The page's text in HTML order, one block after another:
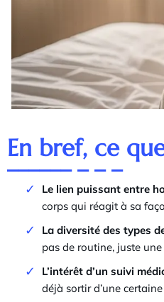
En bref, ce
Le lien puissant entre
corps qui réagit à sa
La diversité des types
pas de routine, juste
L’intérêt d’un suivi
déjà sortir d’une